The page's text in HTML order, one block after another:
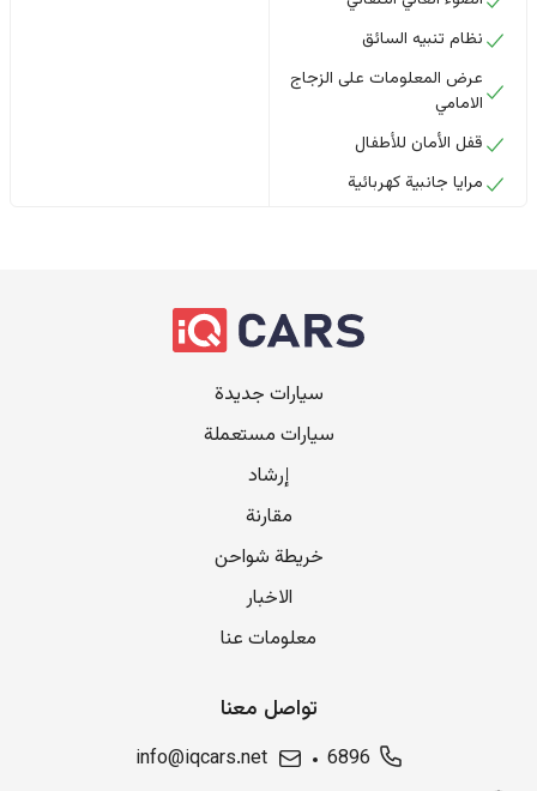
نظام تنبيه السائق
عرض المعلومات على الزجاج
الامامي
قفل الأمان للأطفال
مرايا جانبية كهربائية
سيارات جديدة
سيارات مستعملة
إرشاد
مقارنة
خريطة شواحن
الاخبار
معلومات عنا
تواصل معنا
6896
info@iqcars.net